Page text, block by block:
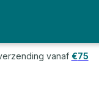
vanaf €75